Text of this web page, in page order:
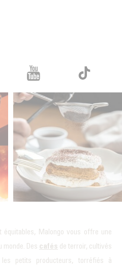
équitables, Malongo vous offre une
monde. Des cafés de terroir, cultivés
petits producteurs, torréfiés à